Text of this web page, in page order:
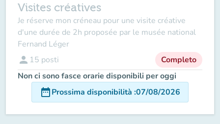
Visites créatives
Je réserve mon créneau pour une visite créative
d'une durée de 2h proposée par le musée national
Fernand Léger
person 15 posti
Completo
Non ci sono fasce orarie disponibili per oggi
date_rangeProssima disponibilità :07/08/2026